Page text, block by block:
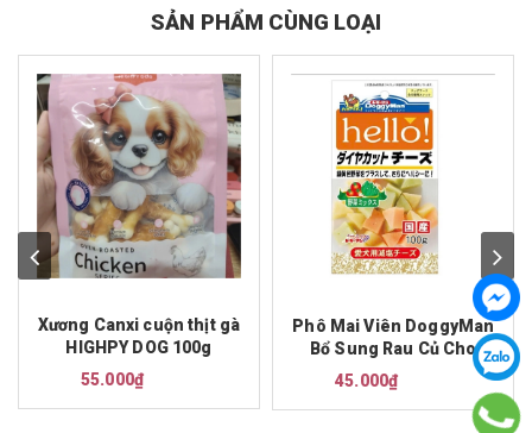
SẢN PHẨM CÙNG LOẠI
Xương Canxi cuộn thịt gà
HIGHPY DOG 100g
55.000₫
Phô Mai Viên DoggyMan
Bổ Sung Rau Củ Cho
Chó 100g
45.000₫